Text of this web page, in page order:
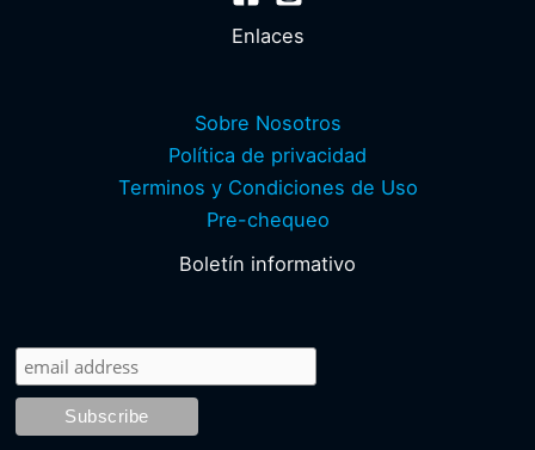
Enlaces
Sobre Nosotros
Política de privacidad
Terminos y Condiciones de Uso
Pre-chequeo
Boletín informativo